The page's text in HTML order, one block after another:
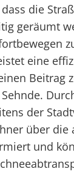
die
geräumt
eine
Beitrag
der
über die
und